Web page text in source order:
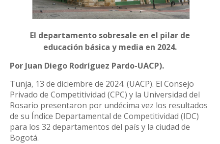
El departamento sobresale en el pilar de
educación básica y media en 2024.
Por Juan Diego Rodríguez Pardo-UACP).
Tunja, 13 de diciembre de 2024. (UACP). El Consejo
Privado de Competitividad (CPC) y la Universidad del
Rosario presentaron por undécima vez los resultados
de su Índice Departamental de Competitividad (IDC)
para los 32 departamentos del país y la ciudad de
Bogotá.